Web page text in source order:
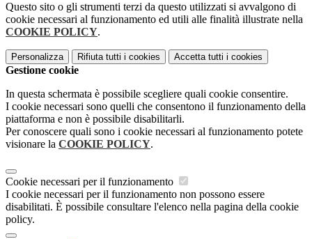
Questo sito o gli strumenti terzi da questo utilizzati si avvalgono di
cookie necessari al funzionamento ed utili alle finalità illustrate nella
COOKIE POLICY.
Personalizza Rifiuta tutti i cookies Accetta tutti i cookies
Gestione cookie
In questa schermata è possibile scegliere quali cookie consentire.
I cookie necessari sono quelli che consentono il funzionamento della
piattaforma e non è possibile disabilitarli.
Per conoscere quali sono i cookie necessari al funzionamento potete
visionare la COOKIE POLICY.
Cookie necessari per il funzionamento
I cookie necessari per il funzionamento non possono essere
disabilitati. È possibile consultare l'elenco nella pagina della cookie
policy.